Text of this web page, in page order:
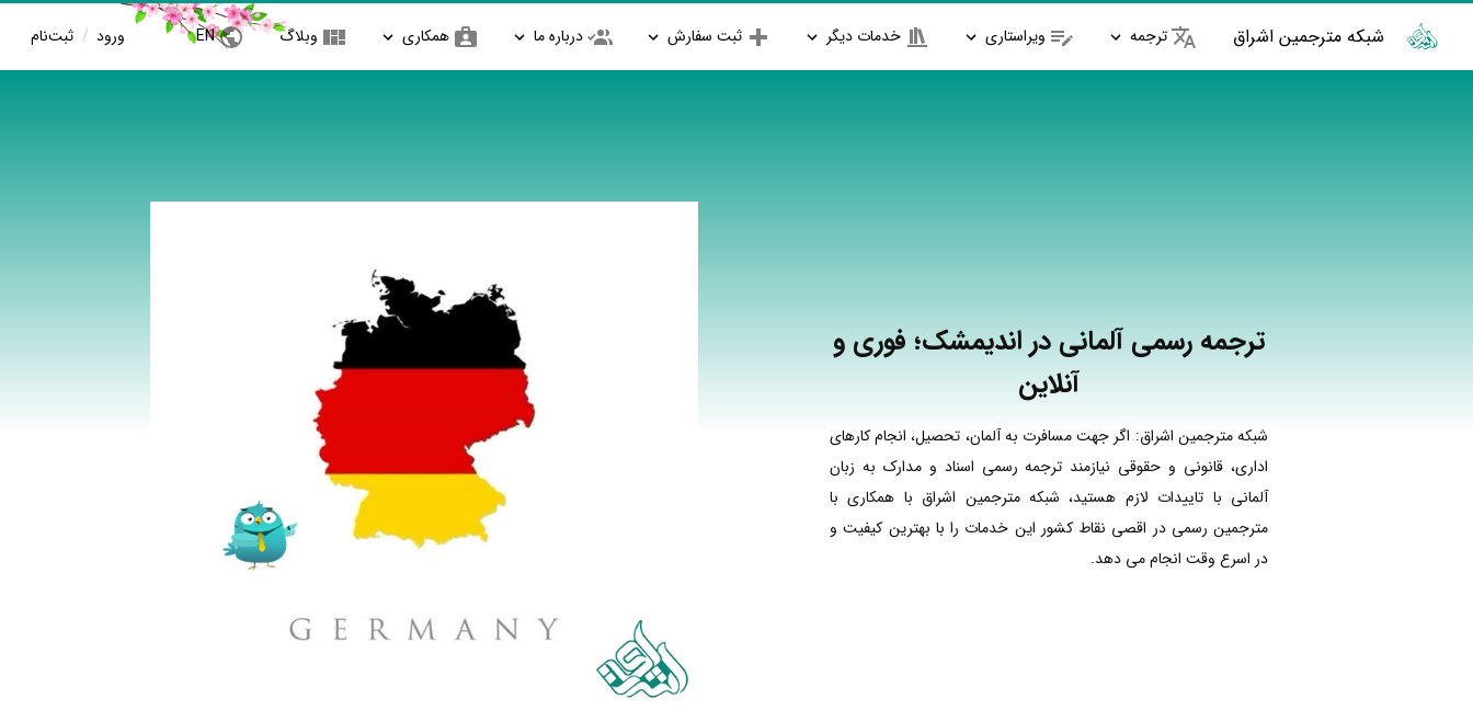
شبکه مترجمین اشراق ترجمه ویراستاری خدمات دیگر ثبت سفارش درباره ما همکاری وبلاگ EN ورود / ثبت‌نام
ترجمه رسمی آلمانی در اندیمشک؛ فوری و
آنلاین
شبکه مترجمین اشراق: اگر جهت مسافرت به آلمان، تحصیل، انجام کارهای
اداری، قانونی و حقوقی نیازمند ترجمه رسمی اسناد و مدارک به زبان
آلمانی با تاییدات لازم هستید، شبکه مترجمین اشراق با همکاری با
مترجمین رسمی در اقصی نقاط کشور این خدمات را با بهترین کیفیت و
در اسرع وقت انجام می دهد.